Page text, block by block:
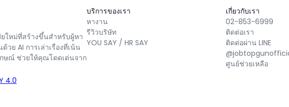
ใหม่ที่สร้างขึ้นสำหรับผู้หา
ย AI การเล่าเรื่องที่เน้น
ษณ์ ช่วยให้คุณโดดเด่นจาก
4.0
บริการของเรา
หางาน
รีวิวบริษัท
YOU SAY / HR SAY
เกี่ยวกับเรา
02-853-6999
ติดต่อเรา
ติดต่อผ่าน LINE
ศูนย์ช่วยเหลือ